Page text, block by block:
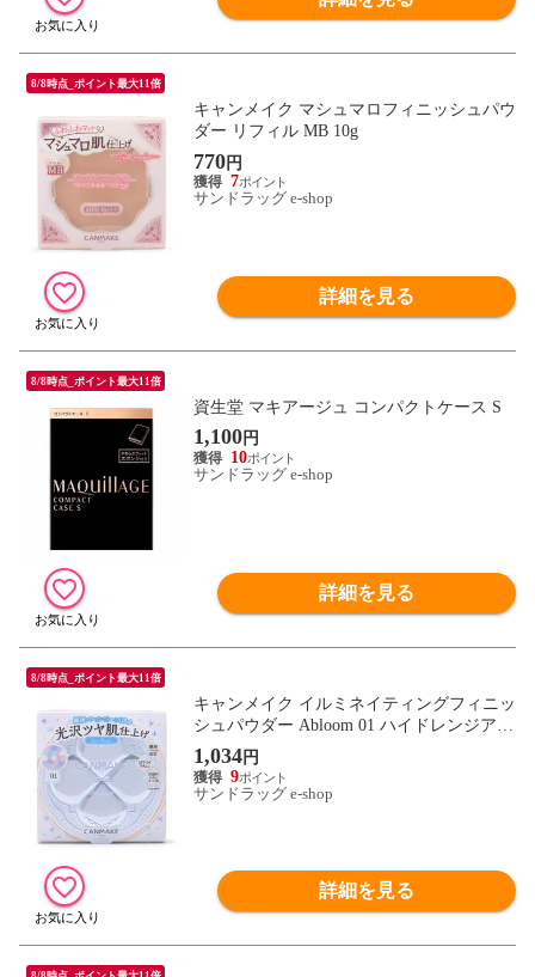
8/8時点_ポイント最大11倍
キャンメイク マシュマロフィニッシュパウ
ダー リフィル MB 10g
770円
7
サンドラッグ e-shop
詳細を見る
8/8時点_ポイント最大11倍
資生堂 マキアージュ コンパクトケース S
1,100円
10
サンドラッグ e-shop
詳細を見る
8/8時点_ポイント最大11倍
キャンメイク イルミネイティングフィニッ
シュパウダー Abloom 01 ハイドレンジアガ
ーデン 6.5g
1,034円
9
サンドラッグ e-shop
詳細を見る